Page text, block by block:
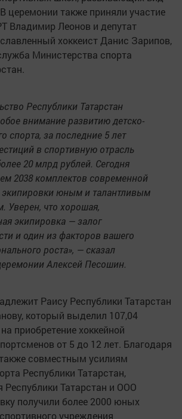
церемонии также приняли участие
Владимир Леонов и депутат
хоккеист Данис Зарипов,
Министерства спорта
Республики Татарстан
внимание развитию детско-
спорта, за последние 5 лет
в спортивную отрасль
20 млрд рублей. Сегодня
2038 комплектов современной
экипировки юным и талантливым
Уверен, что хорошая,
экипировка — залог
и один из факторов вашего
роста», — сказал
Алексей Песошин.
Раису Республики Татарстан
который выделил 107,04
приобретение хоккейной
от 5 до 12 лет. Благодаря
совместным усилиям
Республики Татарстан,
Республики Татарстан и ООО
получили более 2000 юных
учреждения